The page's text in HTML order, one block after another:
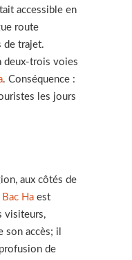
accessible en
route
de trajet.
deux-trois voies
. Conséquence :
les jours
aux côtés de
Bac Ha est
visiteurs,
son accès; il
de